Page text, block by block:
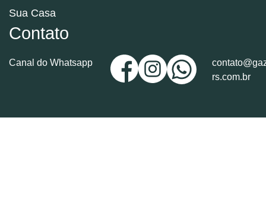
Sua Casa
Contato
Canal do Whatsapp
rs.com.br